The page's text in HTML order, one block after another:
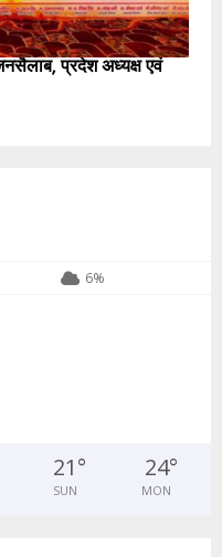
प्रदेश अध्यक्ष एवं
6%
21°
SUN
24°
MON